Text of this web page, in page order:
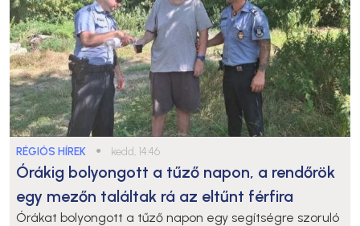
RÉGIÓS HÍREK ● kedd, 14:46
Órákig bolyongott a tűző napon, a rendőrök
egy mezőn találtak rá az eltűnt férfira
Órákat bolyongott a tűző napon egy segítségre szoruló